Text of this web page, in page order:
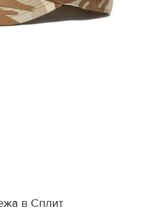
в Сплит